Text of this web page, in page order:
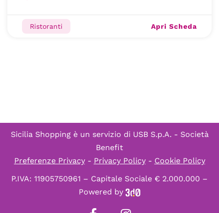
Ristoranti Apri Scheda
Sicilia Shopping è un servizio di USB S.p.A. - Società
Benefit
Preferenze Privacy- Privacy Policy- Cookie Policy
P.IVA: 11905750961 – Capitale Sociale € 2.000.000 –
Powered by